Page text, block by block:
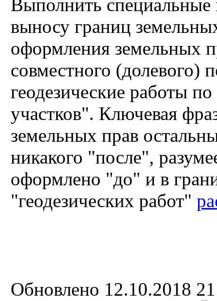
Выполнить специальные
выносу границ
оформления земельных
совместного (долевого)
геодезические работы
участков". Ключевая
земельных прав
никакого "после",
оформлено "до" и в
"геодезических работ"
Обновлено 12.10.2018